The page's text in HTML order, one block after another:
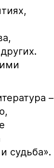
–
судьба».